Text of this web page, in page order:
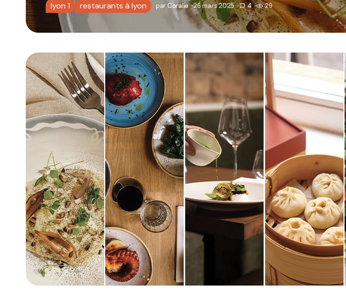
lyon 1 restaurants à lyon parCoralie 26 mars 2025 4 29